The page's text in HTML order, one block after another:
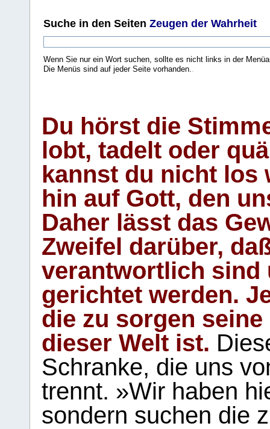
Suche in den Seiten Zeugen der Wahrheit
Wenn Sie nur ein Wort suchen, sollte es nicht links in der
Die Menüs sind auf jeder Seite vorhanden..
Du hörst die
lobt, tadelt oder
kannst du nicht los
hin auf Gott, den
Daher lässt das
Zweifel darüber,
verantwortlich sind
gerichtet werden.
die zu sorgen
dieser Welt ist.
Schranke, die uns
trennt. »Wir haben
sondern suchen die